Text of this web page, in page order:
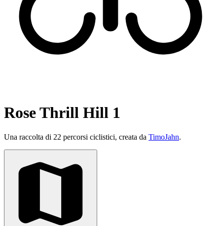
Rose Thrill Hill 1
Una raccolta di 22 percorsi ciclistici, creata da TimoJahn.